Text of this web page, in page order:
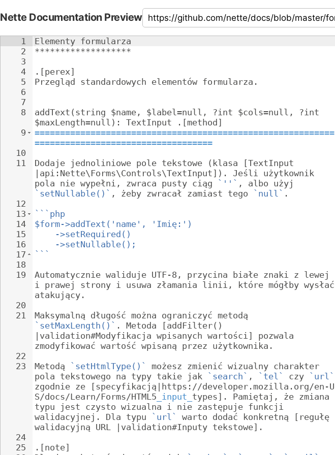
Nette Documentation Preview
1
2
3
4
5
6
7
8
9
10
11
12
13
14
15
16
17
18
19
20
21
22
23
24
25
Elementy formularza
*******************
.[perex]
Przegląd standardowych elementów formularza.
addText(string $name, $label=null, ?int $cols=null, ?int
$maxLength=null): TextInput .[method]
===========================================================
===================================
Dodaje jednoliniowe pole tekstowe (klasa [TextInput
|api:Nette\Forms\Controls\TextInput]). Jeśli użytkownik
pola nie wypełni, zwraca pusty ciąg
`''` , albo użyj
`setNullable()` , żeby zwracał zamiast tego `null` .
```php
$form->addText('name', 'Imię:')
->setRequired()
->setNullable();
```
Automatycznie waliduje UTF-8, przycina białe znaki z lewej
i prawej strony i usuwa złamania linii, które mógłby wysłać
atakujący.
Maksymalną długość można ograniczyć metodą
`setMaxLength()` . Metoda [addFilter()
|validation#Modyfikacja wpisanych wartości] pozwala
zmodyfikować wartość wpisaną przez użytkownika.
Metodą
`setHtmlType()`
możesz zmienić wizualny charakter
pola tekstowego na typy takie jak
`search` , `tel` czy
`url`
zgodnie ze [specyfikacją|https://developer.mozilla.org/en-U
S/docs/Learn/Forms/HTML5 _input_ types]. Pamiętaj, że zmiana
typu jest czysto wizualna i nie zastępuje funkcji
walidacyjnej. Dla typu
`url`
warto dodać konkretną [regułę
walidacyjną URL |validation#Inputy tekstowe].
.[note]